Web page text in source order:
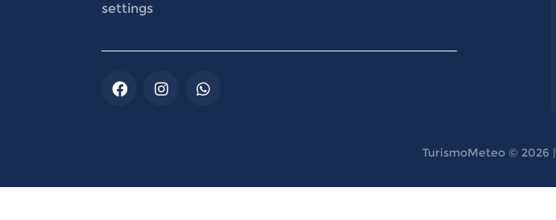
settings
TurismoMeteo © 2026 |